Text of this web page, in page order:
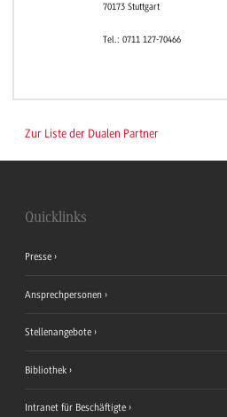
70173 Stuttgart
Tel.: 0711 127-70466
Zur Liste der Dualen Partner
Quicklinks
Presse
Ansprechpersonen
Stellenangebote
Bibliothek
Intranet für Beschäftigte